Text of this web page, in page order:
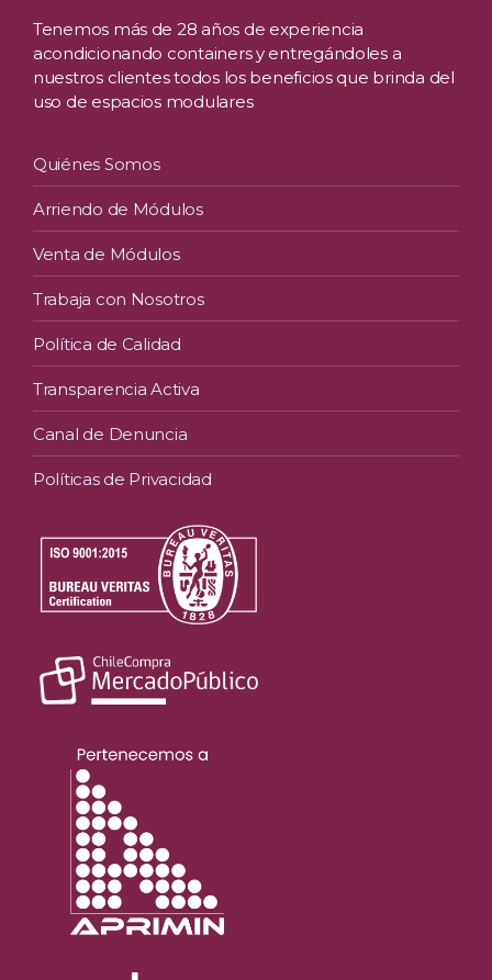
Tenemos más de 28 años de experiencia
acondicionando containers y entregándoles a
nuestros clientes todos los beneficios que brinda del
uso de espacios modulares
Quiénes Somos
Arriendo de Módulos
Venta de Módulos
Trabaja con Nosotros
Política de Calidad
Transparencia Activa
Canal de Denuncia
Políticas de Privacidad